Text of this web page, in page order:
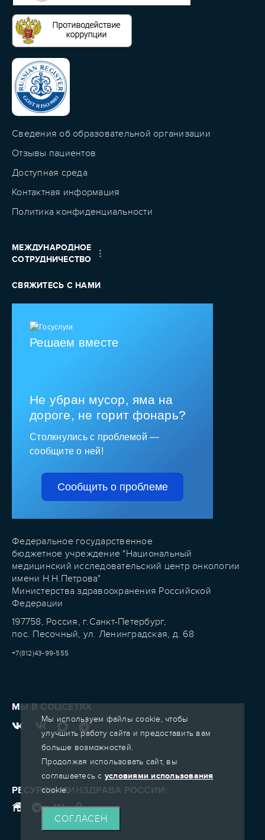
Мы используем файлы cookie, чтобы
улучшить работу сайта и предоставить вам
больше возможностей.
Продолжая использовать сайт, вы
соглашаетесь с условиями использования
cookie.
СОГЛАСЕН
Сведения об образовательной организации
Отзывы пациентов
Доступная среда
Контактная информация
Политика конфиденциальности
МЕЖДУНАРОДНОЕ
СОТРУДНИЧЕСТВО
СВЯЖИТЕСЬ С НАМИ
Решаем вместе
Не убран мусор, яма на
дороге, не горит фонарь?
Столкнулись с проблемой —
сообщите о ней!
Сообщить о проблеме
Федеральное государственное
бюджетное учреждение "Национальный
медицинский исследовательский центр онкологии
имени Н.Н.Петрова"
Министерства здравоохранения Российской
Федерации
197758, Россия, г.Санкт-Петербург,
пос. Песочный, ул. Ленинградская, д. 68
+7(812)43-99-555
МЫ В СОЦСЕТЯХ
РЕСУРСЫ МИНЗДРАВА РОССИИ: